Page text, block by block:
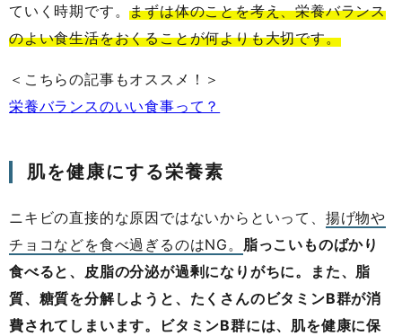
ていく時期です。まずは体のことを考え、栄養バランス
のよい食生活をおくることが何よりも大切です。
＜こちらの記事もオススメ！＞
栄養バランスのいい食事って？
肌を健康にする栄養素
ニキビの直接的な原因ではないからといって、 揚げ物や
チョコなどを食べ過ぎるのはNG。 脂っこいものばかり
食べると、皮脂の分泌が過剰になりがちに。また、脂
質、糖質を分解しようと、たくさんのビタミンB群が消
費されてしまいます。ビタミンB群には、肌を健康に保